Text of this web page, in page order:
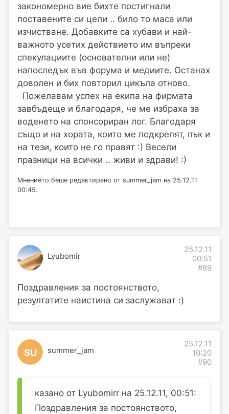
закономерно вие бихте постигнали
поставените си цели .. било то маса или
изчистване. Добавките са хубави и най-
важното усетих действието им въпреки
спекулациите (основателни или не)
напоследък във форума и медиите. Останах
доволен и бих повторил цикъла отново.
Пожелавам успех на екипа на фирмата
завбъдеще и благодаря, че ме избраха за
воденето на спонсориран лог. Благодаря
също и на хората, които ме подкрепят, пък и
на тези, които не го правят :) Весели
празници на всички .. живи и здрави! :)
Мнението беше редактирано от summer_jam на 25.12.11
00:45.
Lyubomir
25.12.11
00:51
#89
Поздравления за постоянството,
резултатите наистина си заслужават :)
SU summer_jam
25.12.11
10:20
#90
казано от Lyubomirr на 25.12.11, 00:51:
Поздравления за постоянството,